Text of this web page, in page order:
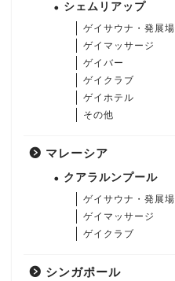
シェムリアップ
ゲイサウナ・発展場
ゲイマッサージ
ゲイバー
ゲイクラブ
ゲイホテル
その他
マレーシア
クアラルンプール
ゲイサウナ・発展場
ゲイマッサージ
ゲイクラブ
シンガポール